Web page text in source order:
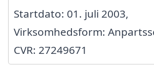
Startdato: 01. juli 2003,
Virksomhedsform:
CVR: 27249671